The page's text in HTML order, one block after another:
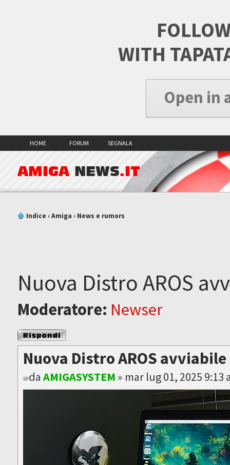
WITH
Open in
HOME FORUM SEGNALA
AMIGA NEWS.IT
Indice ‹Amiga ‹ News e rumors
Nuova Distro AROS
Moderatore: Newser
Rispondi al
messaggio
Nuova Distro AROS
daAMIGASYSTEM » mar lug 01, 2025 9:13